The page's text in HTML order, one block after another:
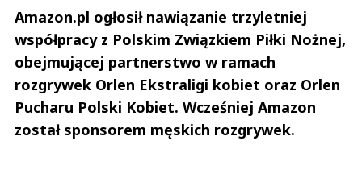
Amazon.pl ogłosił nawiązanie trzyletniej
współpracy z Polskim Związkiem Piłki Nożnej,
obejmującej partnerstwo w ramach
rozgrywek Orlen Ekstraligi kobiet oraz Orlen
Pucharu Polski Kobiet. Wcześniej Amazon
został sponsorem męskich rozgrywek.